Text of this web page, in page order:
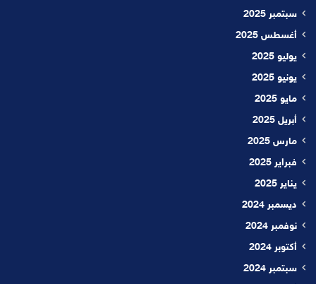
سبتمبر 2025
أغسطس 2025
يوليو 2025
يونيو 2025
مايو 2025
أبريل 2025
مارس 2025
فبراير 2025
يناير 2025
ديسمبر 2024
نوفمبر 2024
أكتوبر 2024
سبتمبر 2024